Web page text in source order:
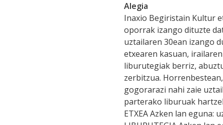
Alegia
Inaxio Begiristain Kultur
oporrak izango dituzte
uztailaren 30ean izango
etxearen kasuan,
liburutegiak berriz,
zerbitzua.
gogorarazi nahi zaie
parterako liburuak
ETXEA Azken lan eguna: